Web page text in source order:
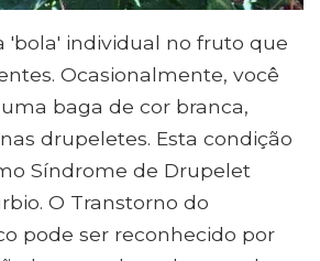
'bola' individual no fruto que
Ocasionalmente, você
baga de cor branca,
drupeletes. Esta condição
Síndrome de Drupelet
O Transtorno do
pode ser reconhecido por